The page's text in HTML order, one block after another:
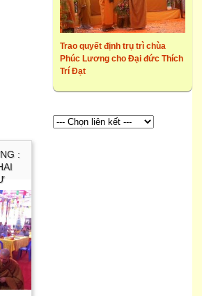
:
Trao quyết định trụ trì chùa
Phúc Lương cho Đại đức Thích
Trí Đạt